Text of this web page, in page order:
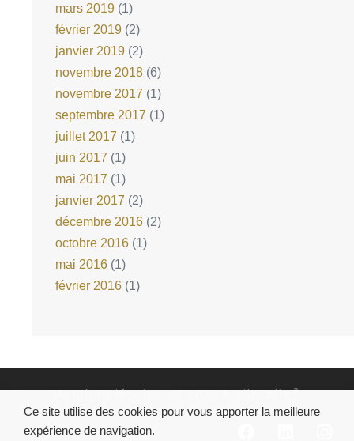
mars 2019 (1)
février 2019 (2)
janvier 2019 (2)
novembre 2018 (6)
novembre 2017 (1)
septembre 2017 (1)
juillet 2017 (1)
juin 2017 (1)
mai 2017 (1)
janvier 2017 (2)
décembre 2016 (2)
octobre 2016 (1)
mai 2016 (1)
février 2016 (1)
Mentions légales- © 2020 Atelier Aile ².
RéalisationDN Consultants
Ce site utilise des cookies pour vous apporter la meilleure
expérience de navigation.